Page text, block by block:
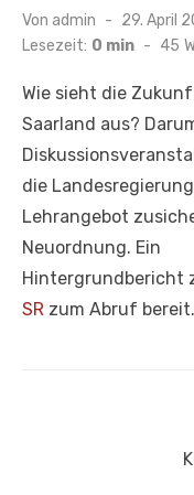
Von admin
am
29. April
Lesezeit: 0 min - 45
Wie sieht die
Saarland aus?
die
Lehrangebot
Neuordnung. Ein
Hintergrundbericht
SR zum Abruf bereit.